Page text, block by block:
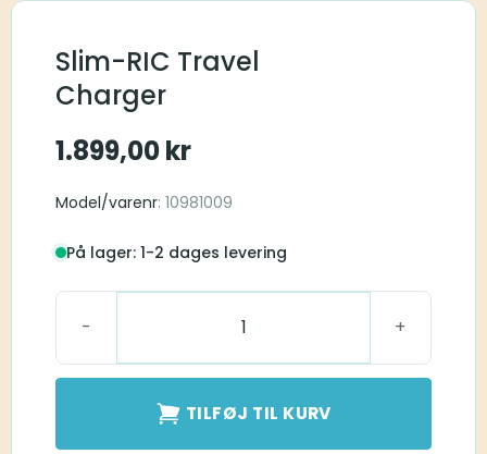
Slim-RIC Travel
Charger
1.899,00kr
Model/varenr: 10981009
På lager: 1-2 dages levering
Slim-RIC Travel Charger antal
TILFØJ TIL KURV